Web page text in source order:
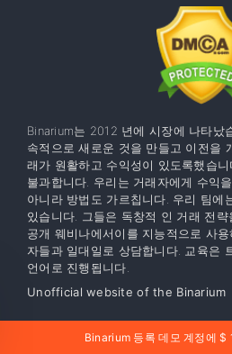
Binarium는 2012 년에 시장에 나타났
속적으로 새로운 것을 만들고 이전을
래가 원활하고 수익성이 있도록했습
불과합니다. 우리는 거래자에게 수익
아니라 방법도 가르칩니다. 우리 팀에
있습니다. 그들은 독창적 인 거래 전
공개 웨비나에서이를 지능적으로 사
자들과 일대일로 상담합니다. 교육은
언어로 진행됩니다.
Unofficial website of the Binarium
을 준비가되지 않은 자금을
Binarium 등록 데모 계정에